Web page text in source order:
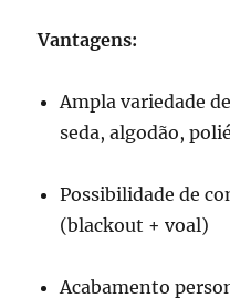
Vantagens:
Ampla variedade
seda, algodão,
Possibilidade de
(blackout + voal)
Acabamento